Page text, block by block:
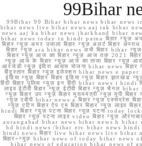
99Bihar
99Bihar 99 Bihar bihar news bihar news
bihar news live bihar news aaj tak bihar
news aaj ka bihar news jharkhand bihar
bihar news today in hindi patna बिहार न्यूज़
बिहार न्यूज़ अमर उजाला बिहार न्यूज़ अलर्ट बिहार
बिहार न्यूज़ ara bihar news अभी बिहार bihar
बिहार न्यूज़ आज का बिहार न्यूज़ आज तक 2021
न्यूज़ आज के बिहार न्यूज़ आज का ताजा बिहार न्यूज़
आरजेडी न्यूज़ इंदिरा आवास योजना bihar news बिहार
हिंदुस्तान बिहार न्यूज़ इलेक्शन bihar news e
इंडिया न्यूज़ बिहार बिहार इंडिया न्यूज़ बिहार झारखंड
हिंदी बिहार पुलिस न्यूज़ इन हिंदी bihar news i hindi
लाइव ईटीवी बिहार न्यूज़ ईटीवी बिहार न्यूज़ चैनल
न्यूज़ बिहार उप न्यूज़ बिहार मुख्यमंत्री न्यूज़ यूपी बिहार
न्यूज़ एबीपी bihar news a बिहार न्यूज़ एक्सप्रेस
न्यूज़ एटिन बिहार ऐप एम बिहार बिहार न्यूज़ लाइव
hindi बिहार न्यूज़ पटना बिहार न्यूज़ पटना today
बिहार न्यूज़ पटना लाइव video बिहार न्यूज़
aurangabad bihar news bihar news h bihar
hd hindi news /bihar etv bihar news
hindi news बिहार live bihar news live bihar
बिहार+न्यूज़ bihar news of today bihar news
bihar news of education bihar news of